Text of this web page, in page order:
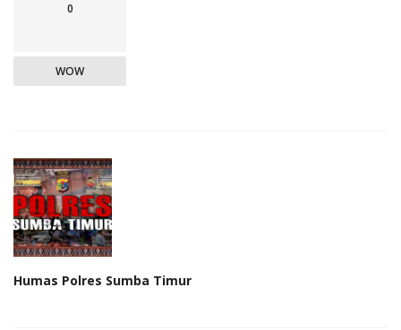
0
WOW
Humas Polres Sumba Timur